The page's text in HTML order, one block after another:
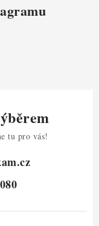
tu pro vás!